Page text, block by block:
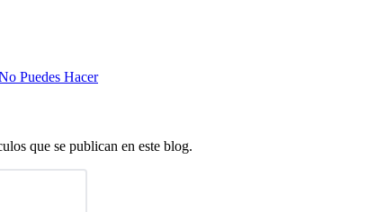
Puedes Hacer
que se publican en este blog.